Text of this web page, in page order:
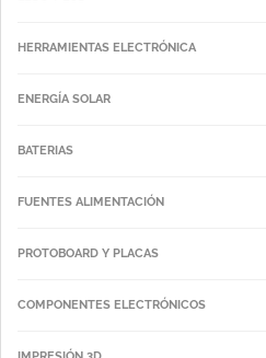
HERRAMIENTAS ELECTRÓNICA
ENERGÍA SOLAR
BATERIAS
FUENTES ALIMENTACIÓN
PROTOBOARD Y PLACAS
COMPONENTES ELECTRÓNICOS